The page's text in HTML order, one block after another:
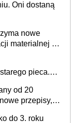
Oni dostaną
nowe
materialnej –
pieca.
od 20
przepisy,
do 3. roku